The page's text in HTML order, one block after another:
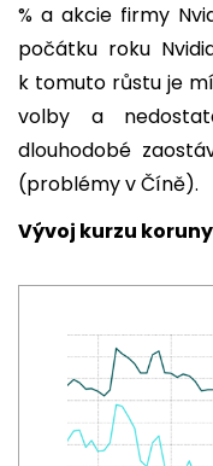
% a akcie firmy
počátku roku
k tomuto růstu je
volby a
dlouhodobé
(problémy v Číně).
Vývoj kurzu